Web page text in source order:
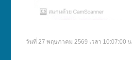
วันที่ 27 พฤษภาคม 2569 เวลา 10:07:00 น.